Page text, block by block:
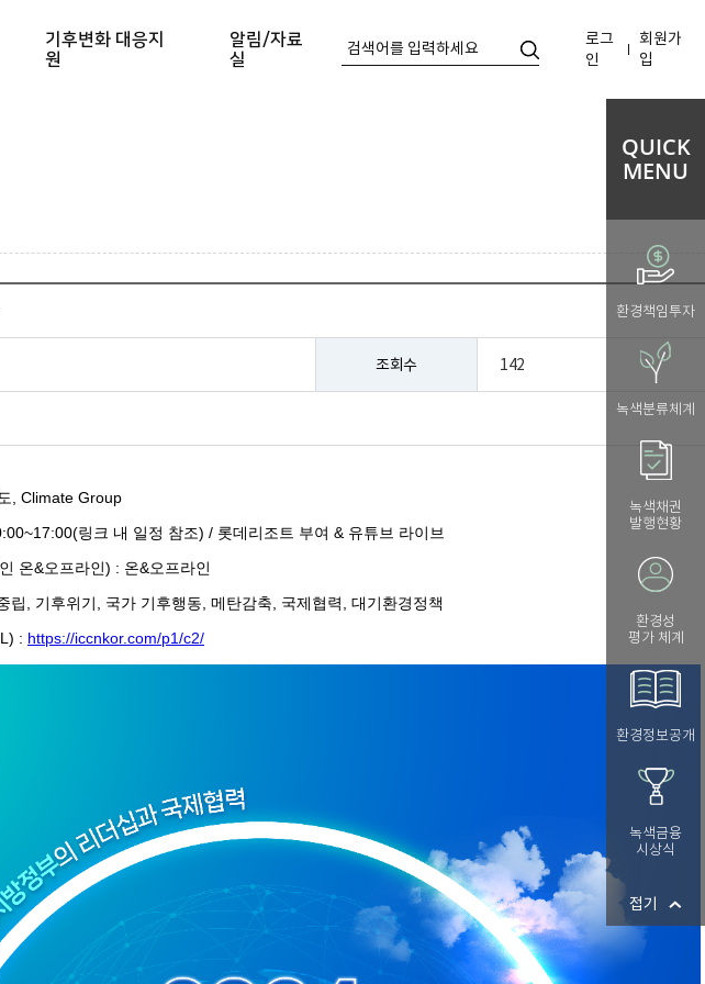
기후변화 대응지
원
알림/자료
실
로그
인
회원가
입
조회수 142
QUICK
MENU
환경책임투자
녹색분류체계
녹색채권
발행현황
환경성
평가 체계
환경정보공개
녹색금융
시상식
접기